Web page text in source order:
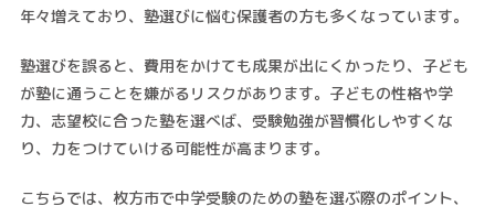
年々増えており、塾選びに悩む保護者の方も多くなっています。
塾選びを誤ると、費用をかけても成果が出にくかったり、子ども
が塾に通うことを嫌がるリスクがあります。子どもの性格や学
力、志望校に合った塾を選べば、受験勉強が習慣化しやすくな
り、力をつけていける可能性が高まります。
こちらでは、枚方市で中学受験のための塾を選ぶ際のポイント、